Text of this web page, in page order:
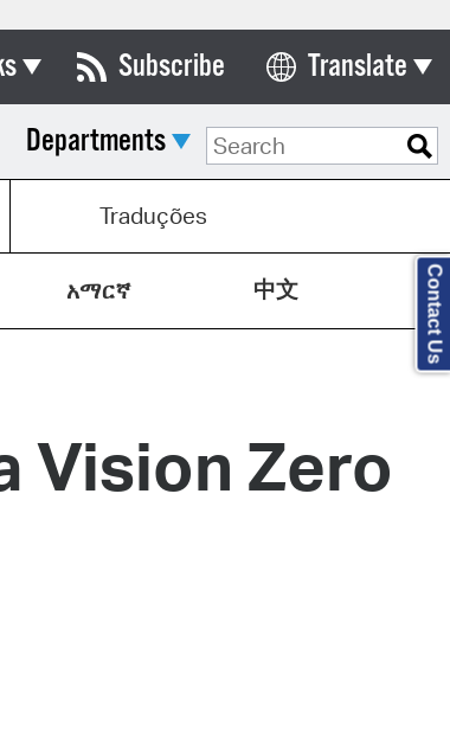
Council
List
Portal
Subscribe Translate
Select Language
Departments
Traduções
አማርኛ 中文
Vision Zero
Contact Us